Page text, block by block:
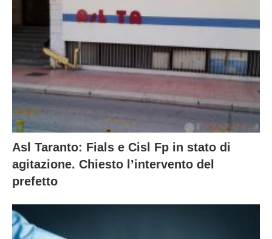
Asl Taranto: Fials e Cisl Fp in stato di
agitazione. Chiesto l’intervento del
prefetto